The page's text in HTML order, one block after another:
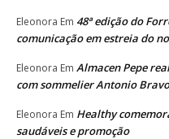
Eleonora Em 48ª edição do
comunicação em estreia do
Eleonora Em Almacen Pepe
com sommelier Antonio
Eleonora Em Healthy
saudáveis e promoção